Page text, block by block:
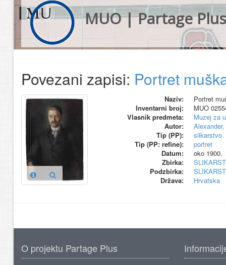
MUO | Partage Plus
Povezani zapisi: Portret
Naziv:
Portret
Inventarni broj:
MUO
Vlasnik predmeta:
Muzej za
Autor:
Tip (PP):
slikarstvo
Tip (PP: refine):
portret
Datum:
oko 1900.
Zbirka:
Podzbirka:
Država:
Hrvatska
O projektu Partage Plus